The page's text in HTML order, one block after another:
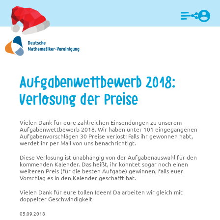
Login
Aufgabenwettbewerb 2018:
Verlosung der Preise
Vielen Dank für eure zahlreichen Einsendungen zu unserem
Aufgabenwettbewerb 2018. Wir haben unter 101 eingegangenen
Aufgabenvorschlägen 30 Preise verlost! Falls ihr gewonnen habt,
werdet ihr per Mail von uns benachrichtigt.
Diese Verlosung ist unabhängig von der Aufgabenauswahl für den
kommenden Kalender. Das heißt, ihr könntet sogar noch einen
weiteren Preis (für die besten Aufgabe) gewinnen, falls euer
Vorschlag es in den Kalender geschafft hat.
Vielen Dank für eure tollen Ideen! Da arbeiten wir gleich mit
doppelter Geschwindigkeit
05.09.2018